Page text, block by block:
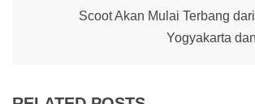
Scoot Akan Mulai Terbang
Yogyakarta